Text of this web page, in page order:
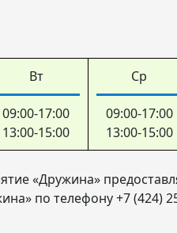
Вт
09:00-17:00
13:00-15:00
Ср
09:00-17:00
13:00-15:00
«Дружина»
по телефону +7 (424)